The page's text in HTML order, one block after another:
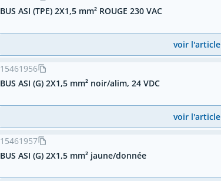
BUS ASI (TPE) 2X1,5 mm² ROUGE 230 VAC
voir l'article
15461956
BUS ASI (G) 2X1,5 mm² noir/alim, 24 VDC
voir l'article
15461957
BUS ASI (G) 2X1,5 mm² jaune/donnée